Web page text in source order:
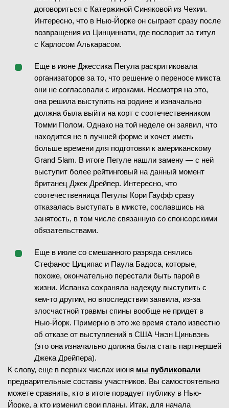
договориться с Катержиной Синяковой из Чехии.
Интересно, что в Нью-Йорке он сыграет сразу после
возвращения из Цинциннати, где поспорит за титул
с Карлосом Алькарасом.
Еще в июне Джессика Пегула раскритиковала
организаторов за то, что решение о переносе микста
они не согласовали с игроками. Несмотря на это,
она решила выступить на родине и изначально
должна была выйти на корт с соотечественником
Томми Полом. Однако на той неделе он заявил, что
находится не в лучшей форме и хочет иметь
больше времени для подготовки к американскому
Grand Slam. В итоге Пегуле нашли замену — с ней
выступит более рейтинговый на данный момент
британец Джек Дрейпер. Интересно, что
соотечественница Пегулы Кори Гауфф сразу
отказалась выступать в миксте, сославшись на
занятость, в том числе связанную со спонсорскими
обязательствами.
Еще в июле со смешанного разряда снялись
Стефанос Циципас и Паула Бадоса, которые,
похоже, окончательно перестали быть парой в
жизни. Испанка сохраняла надежду выступить с
кем-то другим, но впоследствии заявила, из-за
злосчастной травмы спины вообще не придет в
Нью-Йорк. Примерно в это же время стало известно
об отказе от выступлений в США Чжэн Циньвэнь
(это она изначально должна была стать партнершей
Джека Дрейпера).
К слову, еще в первых числах июня мы публиковали
предварительные составы участников. Вы самостоятельно
можете сравнить, кто в итоге порадует публику в Нью-
Йорке, а кто изменил свои планы. Итак, для начала